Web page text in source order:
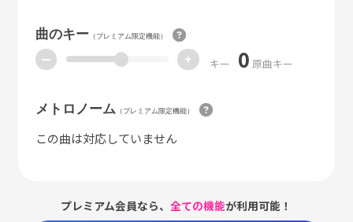
曲のキー（プレミアム限定機能）
ー + キー 0 原曲キー
メトロノーム （プレミアム限定機能）
この曲は対応していません
プレミアム会員なら、全ての機能が利用可能！